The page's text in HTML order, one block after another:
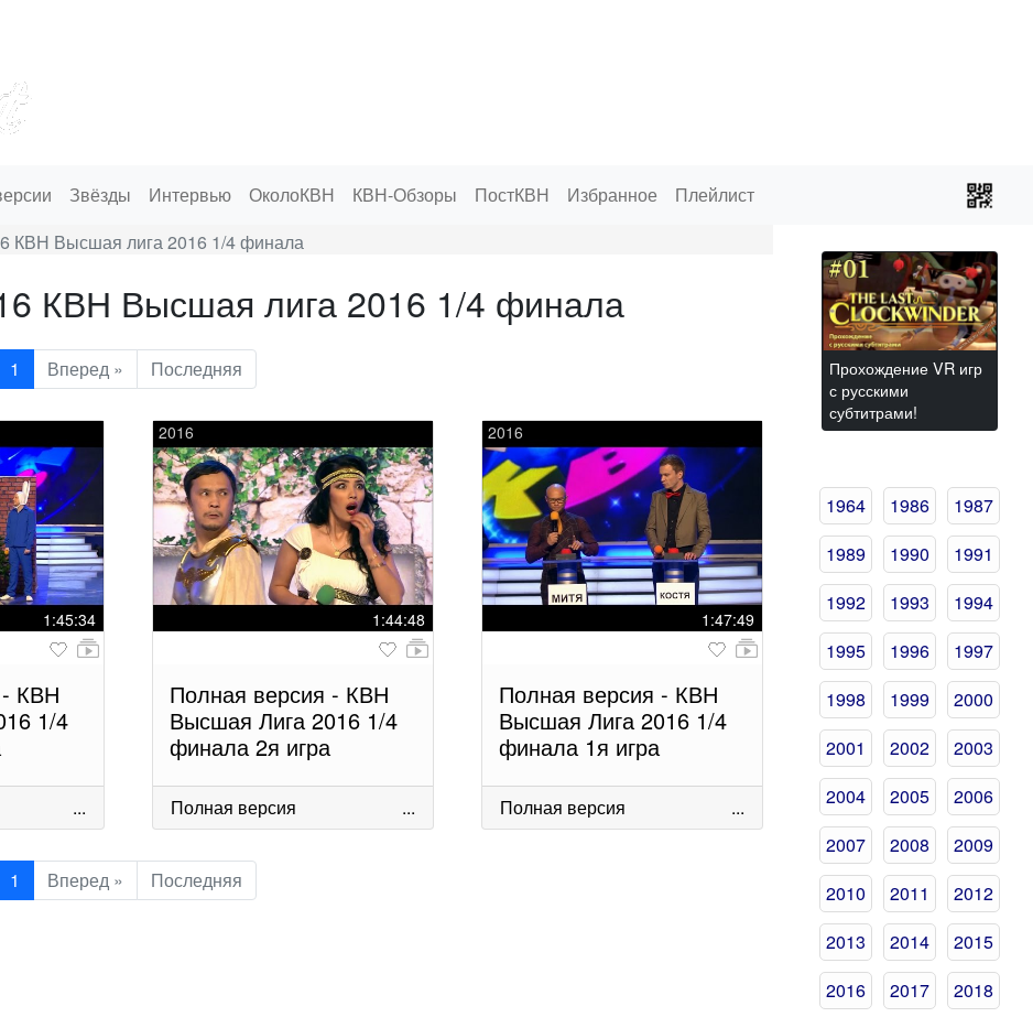
Звёзды Интервью ОколоКВН КВН-Обзоры ПостКВН Избранное Плейлист
КВН Высшая лига 2016 1/4 финала
КВН Высшая лига 2016 1/4 финала
1 Вперед » Последняя
1:45:34
КВН
1/4
...
2016
1:44:48
Полная версия - КВН
Высшая Лига 2016 1/4
финала 2я игра
Полная версия ...
2016
1:47:49
Полная версия - КВН
Высшая Лига 2016 1/4
финала 1я игра
Полная версия ...
1 Вперед » Последняя
Прохождение VR игр
с русскими
субтитрами!
1964 1986
1987
1989
1990
1991
1992
1993
1994
1995
1996
1997
1998
1999
2000
2001
2002
2003
2004
2005
2006
2007
2008
2009
2010
2011
2012
2013
2014
2015
2016
2017
2018